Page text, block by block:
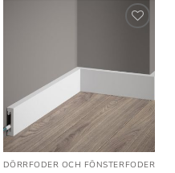
GOLVLISTER|KOMBILISTER
önskelistan
DÖRRFODER OCH FÖNSTERFODER